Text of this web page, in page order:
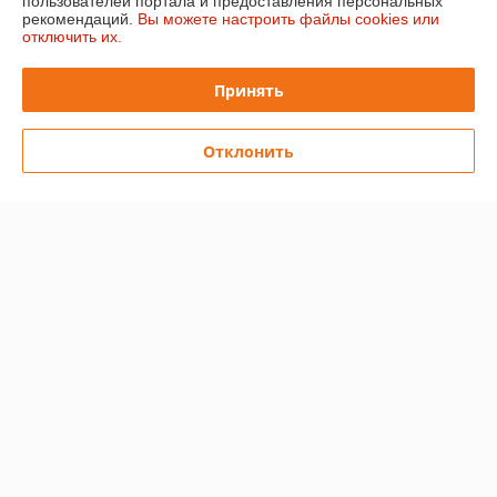
Доставка и оплата
рекомендаций. Вы можете настроить файлы cookies или
отключить их.
Принять
Отклонить